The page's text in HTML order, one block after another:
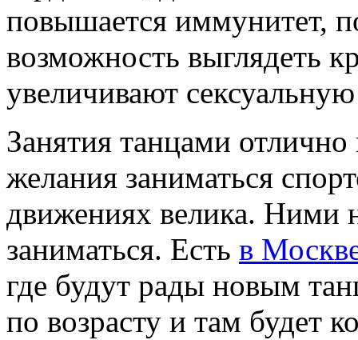
повышается иммунитет,
возможность выглядеть
увеличивают
Занятия танцами
желания заниматься
движениях велика. Ними
заниматься. Есть в
где будут рады новым
по возрасту и там будет